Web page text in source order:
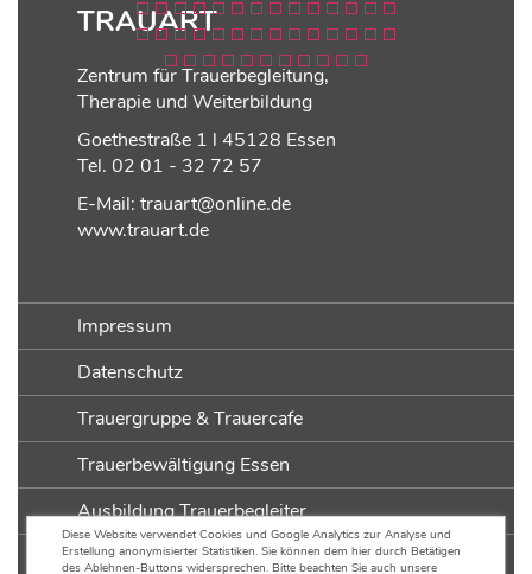
TRAUART
Zentrum für Trauerbegleitung,
Therapie und Weiterbildung
Goethestraße 1 l 45128 Essen
Tel. 02 01 - 32 72 57
E-Mail: trauart@online.de
www.trauart.de
Impressum
Datenschutz
Trauergruppe & Trauercafe
Trauerbewältigung Essen
Ausbildung Trauerbegleiter
Ausbildung Trauerarbeit
Diese Website verwendet Cookies und Google Analytics zur Analyse und
Erstellung anonymisierter Statistiken. Sie können dem hier durch Betätigen
des Ablehnen-Buttons widersprechen. Bitte beachten Sie auch unsere